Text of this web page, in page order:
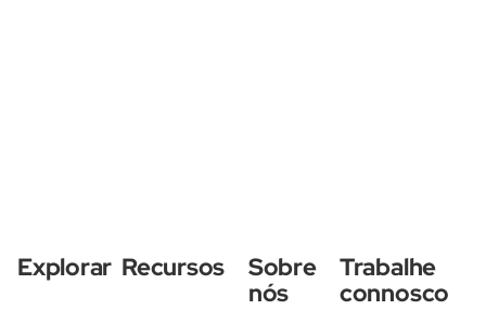
Explorar Recursos
Sobre
nós
Trabalhe
connosco